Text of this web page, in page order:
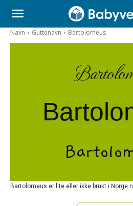
Navn Guttenavn Bartolomeus
Bartolomeus er lite eller ikke brukt i Norge